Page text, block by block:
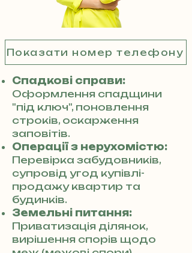
Показати номер телефону
Спадкові справи:
Оформлення спадщини
"під ключ", поновлення
строків, оскарження
заповітів.
Операції з нерухомістю:
Перевірка забудовників,
супровід угод купівлі-
продажу квартир та
будинків.
Земельні питання:
Приватизація ділянок,
вирішення спорів щодо